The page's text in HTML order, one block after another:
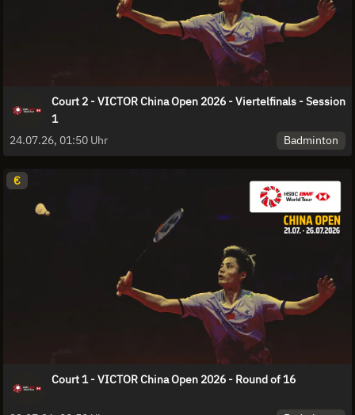
Court 2 - VICTOR China Open 2026 - Viertelfinals - Session
1
24.07.26, 01:50 Uhr
Badminton
€
Court 1 - VICTOR China Open 2026 - Round of 16